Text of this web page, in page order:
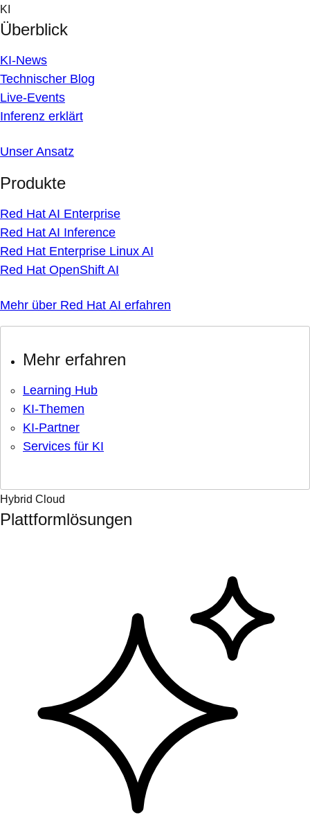
Skip
to
content
KI
Überblick
KI-News
Technischer Blog
Live-Events
Inferenz erklärt
Unser Ansatz
Produkte
Red Hat AI Enterprise
Red Hat AI Inference
Red Hat Enterprise Linux AI
Red Hat OpenShift AI
Mehr über Red Hat AI erfahren
Mehr erfahren
Learning Hub
KI-Themen
KI-Partner
Services für KI
Hybrid Cloud
Plattformlösungen